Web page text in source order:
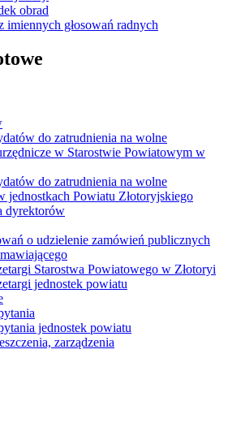
obrad
imiennych głosowań radnych
do zatrudnienia na wolne
w Starostwie Powiatowym w
do zatrudnienia na wolne
jednostkach Powiatu Złotoryjskiego
dyrektorów
o udzielenie zamówień publicznych
Starostwa Powiatowego w Złotoryi
jednostek powiatu
jednostek powiatu
zarządzenia